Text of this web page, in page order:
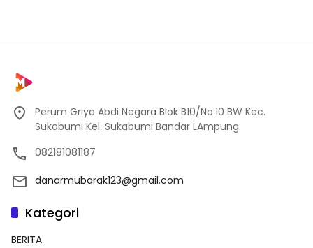
Perum Griya Abdi Negara Blok B10/No.10 BW Kec.
Sukabumi Kel. Sukabumi Bandar LAmpung
082181081187
danarmubarak123@gmail.com
Kategori
BERITA